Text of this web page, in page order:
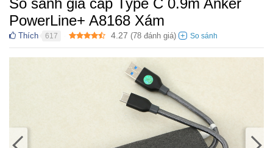
So sánh giá cáp Type C 0.9m Anker
PowerLine+ A8168 Xám
Thích 617 4.27 (78 đánh giá)